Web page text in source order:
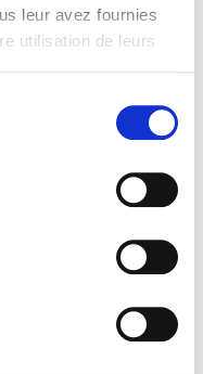
leur avez fournies
utilisation de leurs